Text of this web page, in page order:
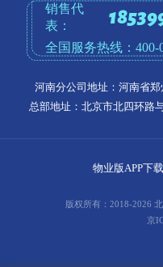
销售代
表：
全国服务热线：400-
河南分公司地址：河南省
总部地址：北京市北四环路
物业版APP下载
版权所有：2018-2026
京ICP